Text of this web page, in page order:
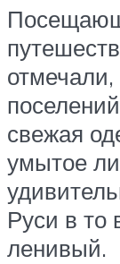
отмечали,
свежая
умытое
Руси в то
ленивый.